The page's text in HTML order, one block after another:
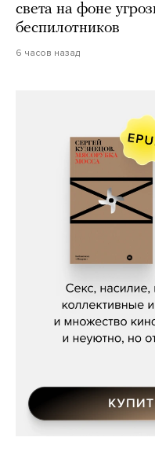
света на фоне
беспилотников
6 часов назад
Сергей